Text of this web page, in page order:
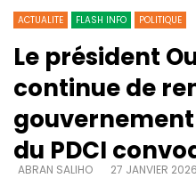
ACTUALITE FLASH INFO POLITIQUE
Le président
continue de
gouvernement
du PDCI
ABRAN SALIHO 27 JANVIER 2026